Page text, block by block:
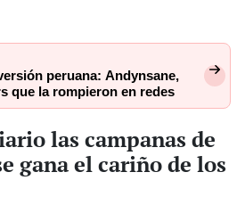
peruana: Andynsane,
que la rompieron en redes
las campanas de
gana el cariño de los